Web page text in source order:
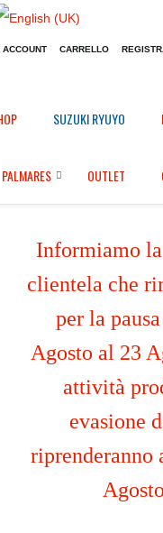
ACCOUNT CARRELLO
SUZUKI RYUYO
PALMARES OUTLET
/
Informiamo
clientela che
per la
Agosto al 23
attività
evasione
riprenderanno